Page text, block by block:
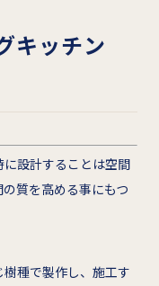
キッチン
設計することは空間
質を高める事にもつ
種で製作し、施工す